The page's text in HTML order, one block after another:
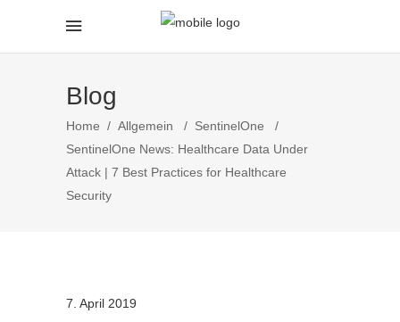
Blog
Home / Allgemein / SentinelOne
/
SentinelOne News: Healthcare Data Under
Attack | 7 Best Practices for Healthcare
Security
7. April 2019